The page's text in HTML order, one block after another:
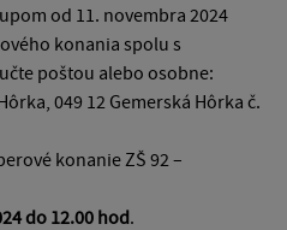
od 11. novembra 2024
konania spolu s
poštou alebo osobne:
049 12 Gemerská Hôrka č.
konanie ZŠ 92 –
do 12.00 hod.